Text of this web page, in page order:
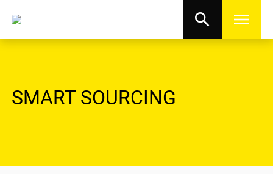
search menu
SMART SOURCING